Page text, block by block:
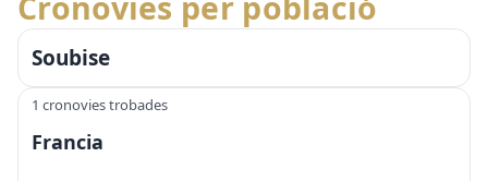
Soubise
1 cronovies trobades
Francia